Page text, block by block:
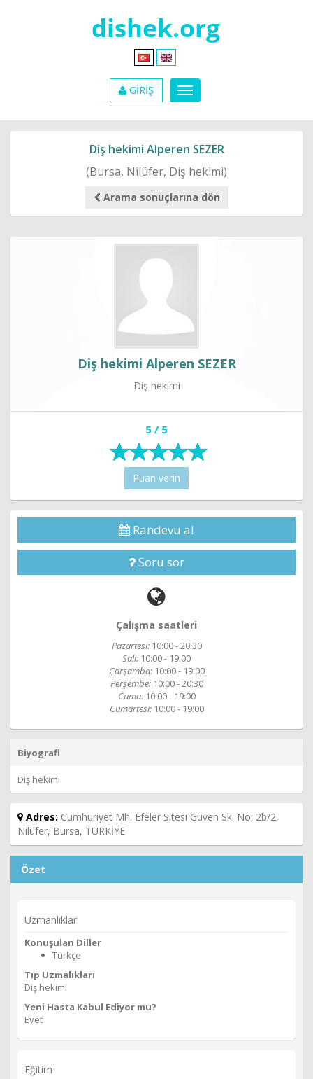
GİRİŞ
Diş hekimi Alperen SEZER
(Bursa, Nilüfer, Diş hekimi)
Arama sonuçlarına dön
Diş hekimi Alperen SEZER
Diş hekimi
5 / 5
Puan verin
Randevu al
Soru sor
Çalışma saatleri
Pazartesi: 10:00 - 20:30
Salı: 10:00 - 19:00
Çarşamba: 10:00 - 19:00
Perşembe: 10:00 - 20:30
Cuma: 10:00 - 19:00
Cumartesi: 10:00 - 19:00
Biyografi
Diş hekimi
Adres: Cumhuriyet Mh. Efeler Sitesi Güven Sk. No: 2b/2,
Nilüfer, Bursa, TÜRKİYE
Özet
Uzmanlıklar
Konuşulan Diller
Türkçe
Tıp Uzmalıkları
Diş hekimi
Yeni Hasta Kabul Ediyor mu?
Evet
Eğitim